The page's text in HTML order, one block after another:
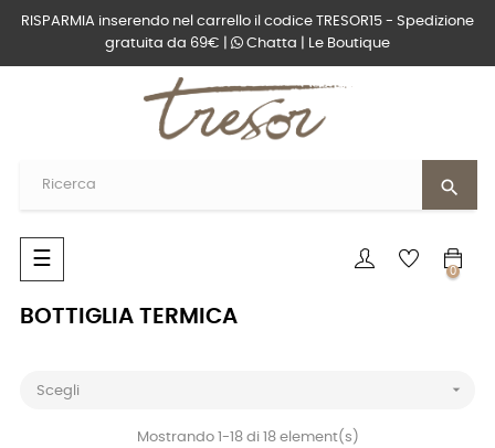
RISPARMIA inserendo nel carrello il codice TRESOR15 - Spedizione
gratuita da 69€ |
Chatta Le Boutique
search
navigazione
Toggle
☰
0
BOTTIGLIA TERMICA
Scegli 
Mostrando 1-18 di 18 element(s)